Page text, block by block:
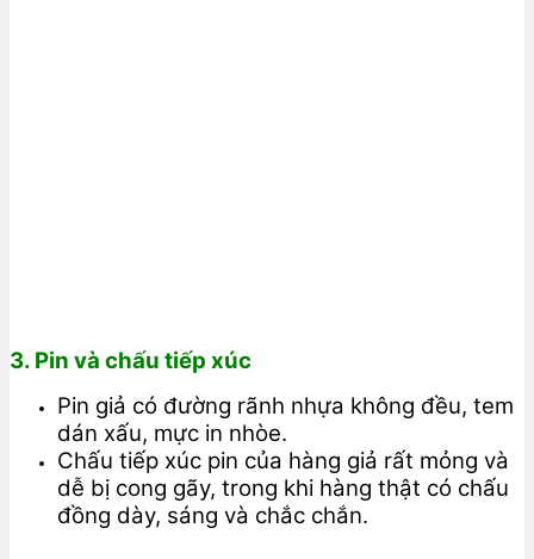
3. Pin và chấu tiếp xúc
Pin giả có đường rãnh nhựa không đều, tem
dán xấu, mực in nhòe.
Chấu tiếp xúc pin của hàng giả rất mỏng và
dễ bị cong gãy, trong khi hàng thật có chấu
đồng dày, sáng và chắc chắn.